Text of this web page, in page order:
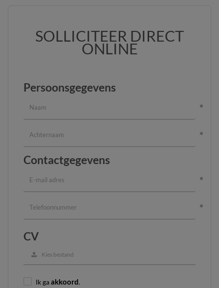
SOLLICITEER DIRECT
ONLINE
Persoonsgegevens
Contactgegevens
CV
Kies bestand
Ik gaakkoord.